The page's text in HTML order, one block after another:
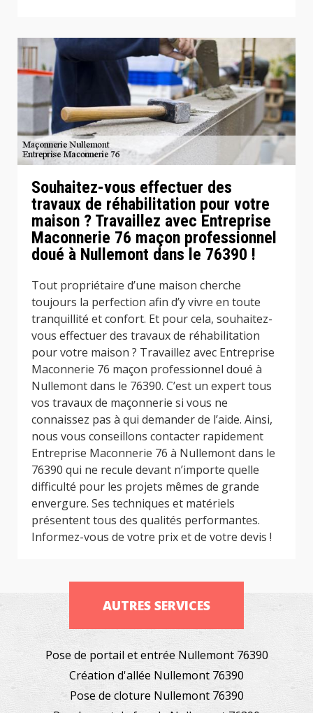
Souhaitez-vous effectuer des
travaux de réhabilitation pour votre
maison ? Travaillez avec Entreprise
Maconnerie 76 maçon professionnel
doué à Nullemont dans le 76390 !
Tout propriétaire d’une maison cherche
toujours la perfection afin d’y vivre en toute
tranquillité et confort. Et pour cela, souhaitez-
vous effectuer des travaux de réhabilitation
pour votre maison ? Travaillez avec Entreprise
Maconnerie 76 maçon professionnel doué à
Nullemont dans le 76390. C’est un expert tous
vos travaux de maçonnerie si vous ne
connaissez pas à qui demander de l’aide. Ainsi,
nous vous conseillons contacter rapidement
Entreprise Maconnerie 76 à Nullemont dans le
76390 qui ne recule devant n’importe quelle
difficulté pour les projets mêmes de grande
envergure. Ses techniques et matériels
présentent tous des qualités performantes.
Informez-vous de votre prix et de votre devis !
AUTRES SERVICES
Pose de portail et entrée Nullemont 76390
Création d'allée Nullemont 76390
Pose de cloture Nullemont 76390